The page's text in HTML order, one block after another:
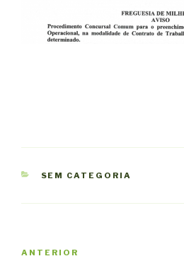
CATEGORIAS
SEM CATEGORIA
Conteúdo
ANTERIOR